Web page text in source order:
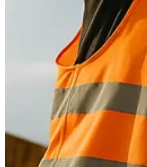
Strumenti
Calcolatori e strumenti
Casi studio
Storie di imprese edili che